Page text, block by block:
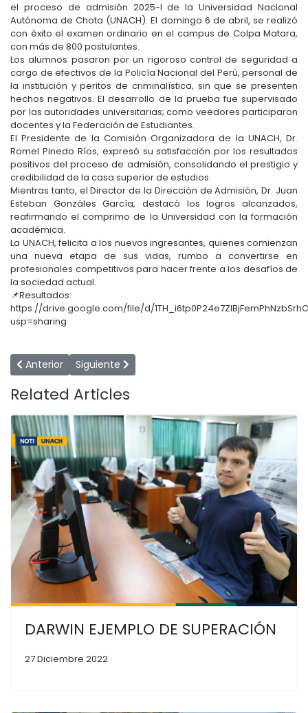
el proceso de admisión 2025-I de la Universidad Nacional
Autónoma de Chota (UNACH). El domingo 6 de abril, se realizó
con éxito el examen ordinario en el campus de Colpa Matara,
con más de 800 postulantes.
Los alumnos pasaron por un rigoroso control de seguridad a
cargo de efectivos de la Policía Nacional del Perú, personal de
la institución y peritos de criminalística, sin que se presenten
hechos negativos. El desarrollo de la prueba fue supervisado
por las autoridades universitarias; como veedores participaron
docentes y la Federación de Estudiantes.
El Presidente de la Comisión Organizadora de la UNACH, Dr.
Romel Pinedo Ríos, expresó su satisfacción por los resultados
positivos del proceso de admisión, consolidando el prestigio y
credibilidad de la casa superior de estudios.
Mientras tanto, el Director de la Dirección de Admisión, Dr. Juan
Esteban Gonzáles García, destacó los logros alcanzados,
reafirmando el comprimo de la Universidad con la formación
académica.
La UNACH, felicita a los nuevos ingresantes, quienes comienzan
una nueva etapa de sus vidas, rumbo a convertirse en
profesionales competitivos para hacer frente a los desafíos de
la sociedad actual.
📌Resultados:
https://drive.google.com/file/d/
usp=sharing
Artículo anterior: UNACH INICIÓ SEMESTRE ACADÉMICO 2025-I
Anterior Artículo siguiente: CON NORMALIDAD SE
Siguiente
Related Articles
Previous Next
DARWIN EJEMPLO DE SUPERACIÓN
27 Diciembre 2022